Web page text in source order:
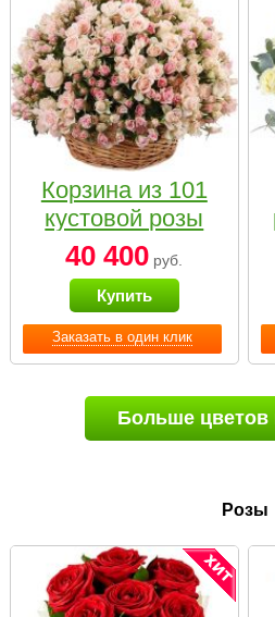
Заказать в один клик
Корзина из 101
кустовой розы
нежных тонов
40 400 руб.
Купить
Больше цветов
Розы